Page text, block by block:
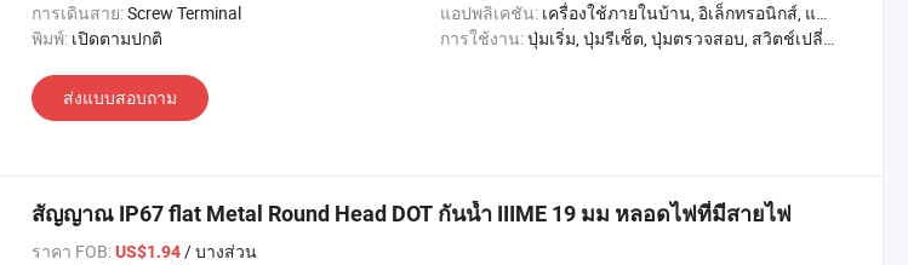
การเดินสาย:Screw Terminal แอปพลิเคชัน: เครื่องใช้ภายในบ้าน, อิเล็กทรอนิกส์, แสงสว่าง, อุตสาหกรรม, อพาร์ทเมนท์ / วิลล่า, โรงแรม, การค้า, หน้าแรก
พิมพ์: เปิดตามปกติ การใช้งาน:ปุ่มเริ่ม, ปุ่มรีเซ็ต, ปุ่มตรวจสอบ, สวิตช์เปลี่ยน
ส่งแบบสอบถาม
สัญญาณ IP67 flat Metal Round Head DOT กันน้ำ IIIME 19 มม หลอดไฟที่มีสายไฟ
ราคา FOB:US$1.94/ บางส่วน